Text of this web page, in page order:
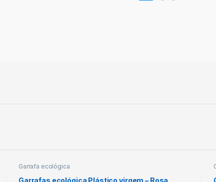
Garrafa ecológica
Garrafas ecológica Plástico virgem – Rosa